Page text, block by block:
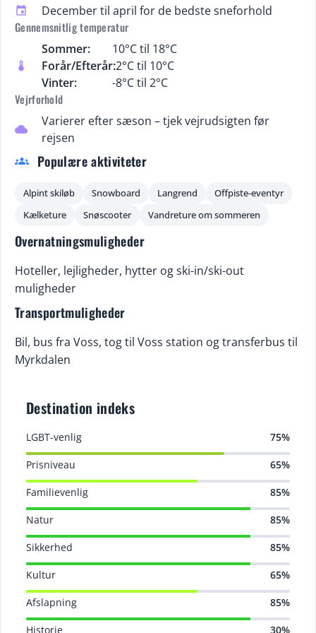
event
December til april for de bedste sneforhold
Gennemsnitlig temperatur
thermostat
Sommer:
10°C til 18°C
Forår/Efterår:2°C til 10°C
Vinter:
-8°C til 2°C
Vejrforhold
cloud
Varierer efter sæson – tjek vejrudsigten før
rejsen
groups Populære aktiviteter
Alpint skiløb Snowboard Langrend
Offpiste-eventyr
Kælketure
Snøscooter Vandreture om sommeren
Overnatningsmuligheder
Hoteller, lejligheder, hytter og ski-in/ski-out
muligheder
Transportmuligheder
Bil, bus fra Voss, tog til Voss station og transferbus til
Myrkdalen
Destination indeks
LGBT-venlig 75%
Prisniveau 65%
Familievenlig 85%
Natur 85%
Sikkerhed 85%
Kultur 65%
Afslapning 85%
Historie 30%